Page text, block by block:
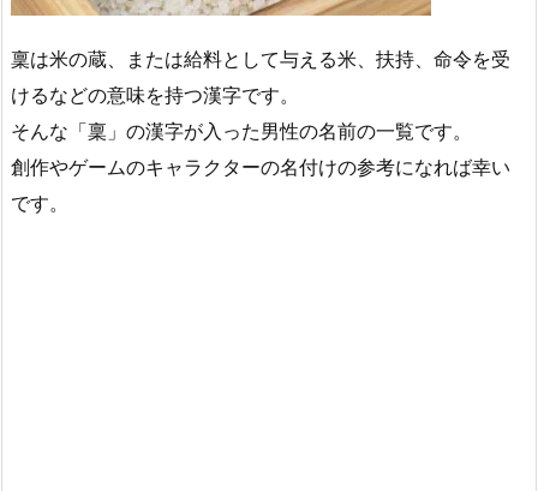
稟は米の蔵、または給料として与える米、扶持、命令を受
けるなどの意味を持つ漢字です。
そんな「稟」の漢字が入った男性の名前の一覧です。
創作やゲームのキャラクターの名付けの参考になれば幸い
です。